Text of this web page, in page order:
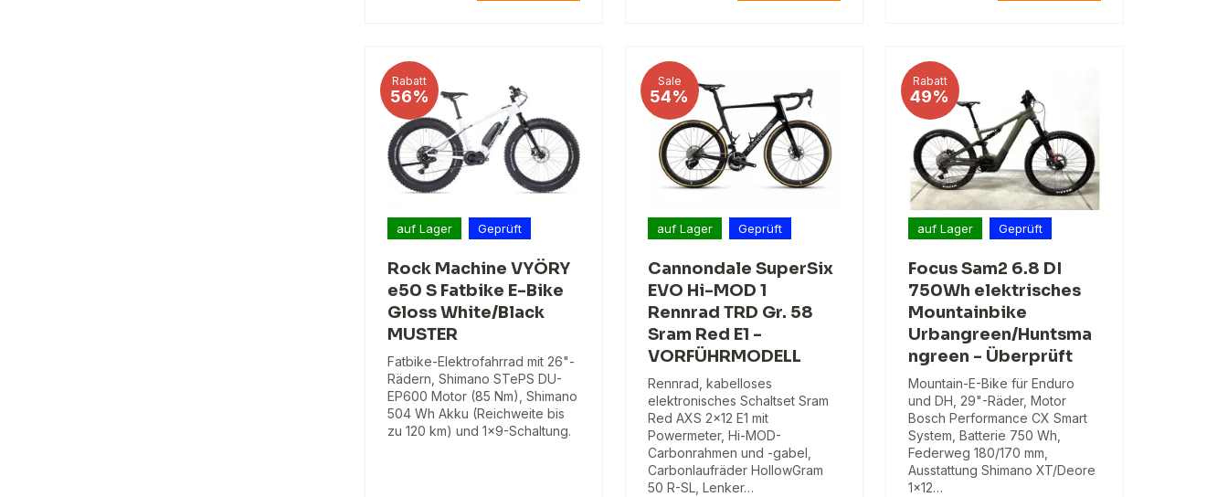
Rabatt
56%
auf Lager Geprüft
Rock Machine VYÖRY
e50 S Fatbike E-Bike
Gloss White/Black
MUSTER
Fatbike-Elektrofahrrad mit 26"-
Rädern, Shimano STePS DU-
EP600 Motor (85 Nm), Shimano
504 Wh Akku (Reichweite bis
zu 120 km) und 1×9-Schaltung.
Sale
54%
auf Lager Geprüft
Cannondale SuperSix
EVO Hi-MOD 1
Rennrad TRD Gr. 58
Sram Red E1 -
VORFÜHRMODELL
Rennrad, kabelloses
elektronisches Schaltset Sram
Red AXS 2x12 E1 mit
Powermeter, Hi-MOD-
Carbonrahmen und -gabel,
Carbonlaufräder HollowGram
50 R-SL, Lenker…
Rabatt
49%
auf Lager Geprüft
Focus Sam2 6.8 DI
750Wh elektrisches
Mountainbike
Urbangreen/Huntsma
ngreen - Überprüft
Mountain-E-Bike für Enduro
und DH, 29"-Räder, Motor
Bosch Performance CX Smart
System, Batterie 750 Wh,
Federweg 180/170 mm,
Ausstattung Shimano XT/Deore
1x12…